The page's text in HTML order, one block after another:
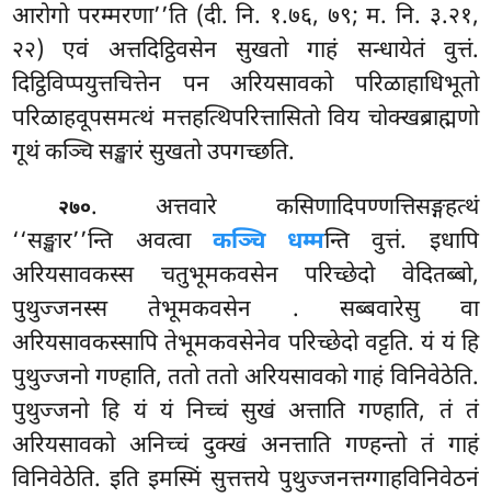
आरोगो परम्मरणा’’ति (दी. नि. १.७६, ७९; म. नि. ३.२१,
२२) एवं अत्तदिट्ठिवसेन सुखतो गाहं सन्धायेतं वुत्तं.
दिट्ठिविप्पयुत्तचित्तेन पन अरियसावको परिळाहाधिभूतो
परिळाहवूपसमत्थं मत्तहत्थिपरित्तासितो विय चोक्खब्राह्मणो
गूथं कञ्चि सङ्खारं सुखतो उपगच्छति.
२७०. अत्तवारे कसिणादिपण्णत्तिसङ्गहत्थं
‘‘सङ्खार’’न्ति अवत्वा कञ्चि धम्मन्ति वुत्तं. इधापि
अरियसावकस्स चतुभूमकवसेन परिच्छेदो वेदितब्बो,
पुथुज्जनस्स तेभूमकवसेन . सब्बवारेसु वा
अरियसावकस्सापि तेभूमकवसेनेव परिच्छेदो वट्टति. यं यं हि
पुथुज्जनो गण्हाति, ततो ततो अरियसावको गाहं विनिवेठेति.
पुथुज्जनो हि यं यं निच्चं सुखं अत्ताति गण्हाति, तं तं
अरियसावको अनिच्चं दुक्खं अनत्ताति गण्हन्तो तं गाहं
विनिवेठेति. इति इमस्मिं सुत्तत्तये पुथुज्जनत्तग्गाहविनिवेठनं